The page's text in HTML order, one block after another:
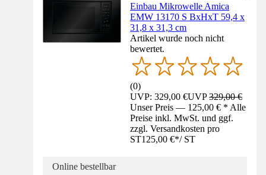
Einbau Mikrowelle Amica
EMW 13170 S BxHxT 59,4 x
31,8 x 31,3 cm
Artikel wurde noch nicht
bewertet.
(0)
UVP: 329,00 €UVP329,00 €
Unser Preis — 125,00 € * Alle
Preise inkl. MwSt. und ggf.
zzgl. Versandkosten pro
ST125,00 €*/ ST
Online bestellbar